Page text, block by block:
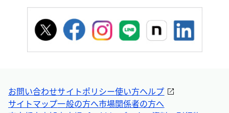
お問い合わせサイトポリシー使い方ヘルプ
サイトマップ一般の方へ市場関係者の方へ